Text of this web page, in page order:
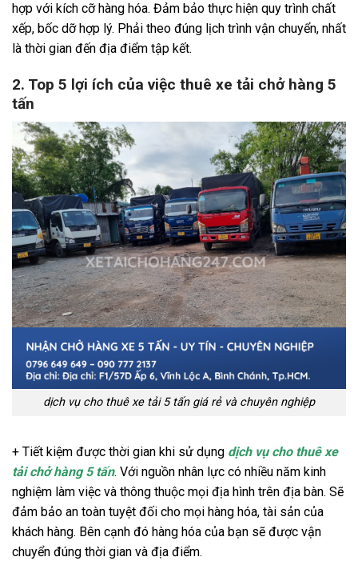
hợp với kích cỡ hàng hóa. Đảm bảo thực hiện quy trình chất
xếp, bốc dỡ hợp lý. Phải theo đúng lịch trình vận chuyển, nhất
là thời gian đến địa điểm tập kết.
2. Top 5 lợi ích của việc thuê xe tải chở hàng 5
tấn
dịch vụ cho thuê xe tải 5 tấn giá rẻ và chuyên nghiệp
+ Tiết kiệm được thời gian khi sử dụng dịch vụ cho thuê xe
tải chở hàng 5 tấn. Với nguồn nhân lực có nhiều năm kinh
nghiệm làm việc và thông thuộc mọi địa hình trên địa bàn. Sẽ
đảm bảo an toàn tuyệt đối cho mọi hàng hóa, tài sản của
khách hàng. Bên cạnh đó hàng hóa của bạn sẽ được vận
chuyển đúng thời gian và địa điểm.